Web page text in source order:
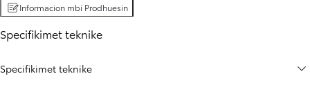
Informacion mbi Prodhuesin
Specifikimet teknike
Specifikimet teknike